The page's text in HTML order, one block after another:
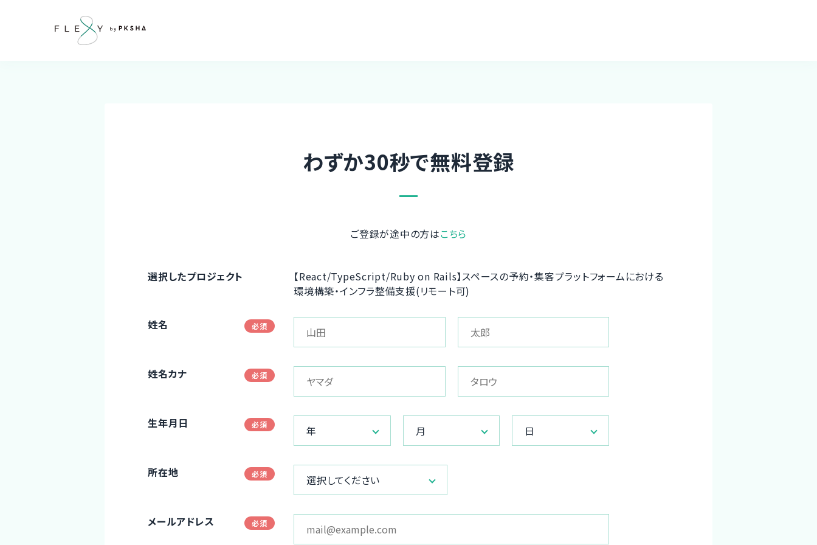
わずか30秒で無料登録
ご登録が途中の方はこちら
選択したプロジェクト
【React/TypeScript/Ruby on Rails】スペースの予約・集客プラットフォームにおける
環境構築・インフラ整備支援(リモート可)
姓名
姓名カナ
生年月日
年 月 日
所在地
選択してください
メールアドレス